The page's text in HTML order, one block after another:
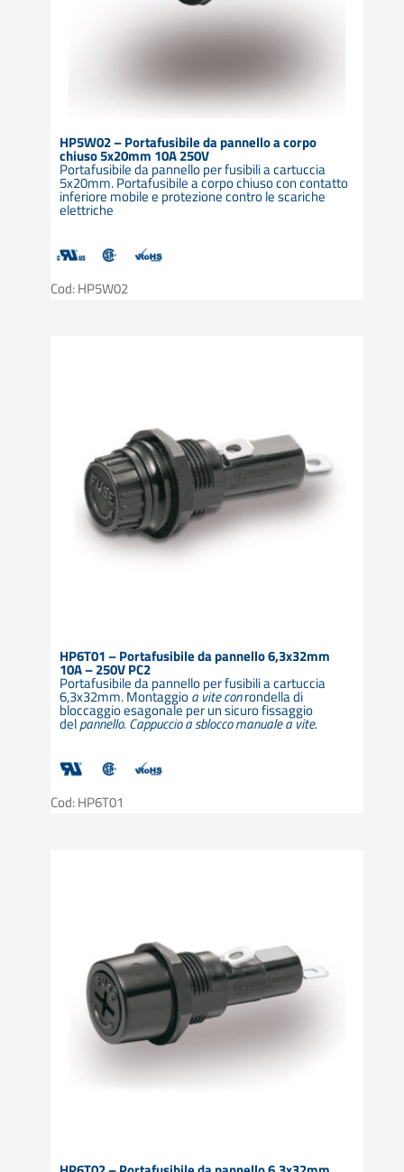
HP5W02 – Portafusibile da pannello a corpo
chiuso 5x20mm 10A 250V
Portafusibile da pannello per fusibili a cartuccia
5x20mm. Portafusibile a corpo chiuso con contatto
inferiore mobile e protezione contro le scariche
elettriche
Cod: HP5W02
HP6T01 – Portafusibile da pannello 6,3x32mm
10A – 250V PC2
Portafusibile da pannello per fusibili a cartuccia
6,3x32mm. Montaggioa vite conrondella di
bloccaggio esagonale per un sicuro fissaggio
delpannello. Cappuccio a sblocco manuale a vite.
Cod: HP6T01